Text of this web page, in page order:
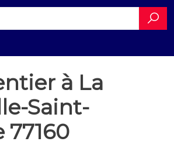
à La
Saint-
77160